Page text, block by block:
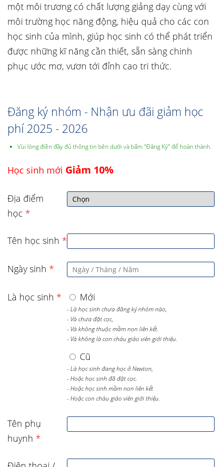
một môi trương có chất lượng giảng dạy cùng với
môi trường học năng động, hiệu quả cho các con
học sinh của mình, giúp học sinh có thể phát triển
được những kĩ năng cần thiết, sẵn sàng chinh
phục ước mơ, vươn tới đỉnh cao tri thức.
Đăng ký nhóm - Nhận ưu đãi giảm học
phí 2025 - 2026
Vùi lòng điền đầy đủ thông tin bên dưới và bấm “Đăng Ký” để hoàn thành.
Học sinh mới Giảm 10%
Địa điểm
học *
Tên học sinh *
Ngày sinh *
Là học sinh * Mới
- Là học sinh chưa đăng ký nhóm nào,
- Và chưa đặt cọc,
- Và không thuộc mầm non liên kết.
- Và không là con cháu giáo viên giới thiệu.
Cũ
- Là học sinh đang học ở Newton,
- Hoặc học sinh đã đặt cọc.
- Hoặc học sinh mầm non liên kết
- Hoặc con cháu giáo viên giới thiệu.
Tên phụ
huynh *